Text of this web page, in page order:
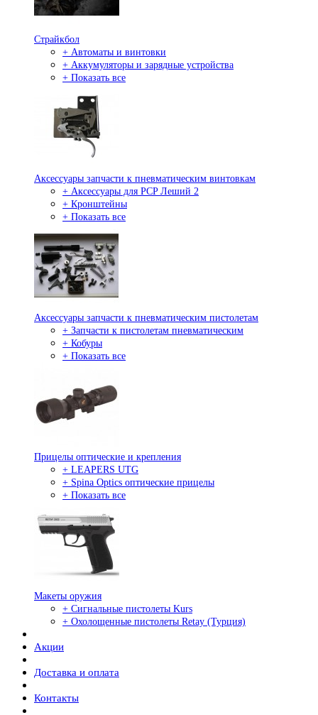
Страйкбол
+ Автоматы и винтовки
+ Аккумуляторы и зарядные устройства
+ Показать все
Аксессуары запчасти к пневматическим винтовкам
+ Аксессуары для PCP Леший 2
+ Кронштейны
+ Показать все
Аксессуары запчасти к пневматическим пистолетам
+ Запчасти к пистолетам пневматическим
+ Кобуры
+ Показать все
Прицелы оптические и крепления
+ LEAPERS UTG
+ Spina Optics оптические прицелы
+ Показать все
Макеты оружия
+ Сигнальные пистолеты Kurs
+ Охолощенные пистолеты Retay (Турция)
Акции
Доставка и оплата
Контакты